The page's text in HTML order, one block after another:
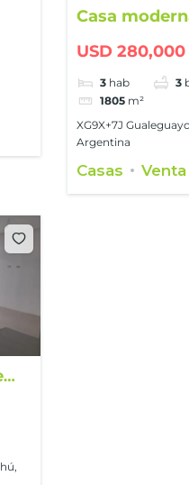
Casa
Adelina
USD 280,000
3 hab 3
1805 m²
XG9X+7J
Argentina
Casas Venta